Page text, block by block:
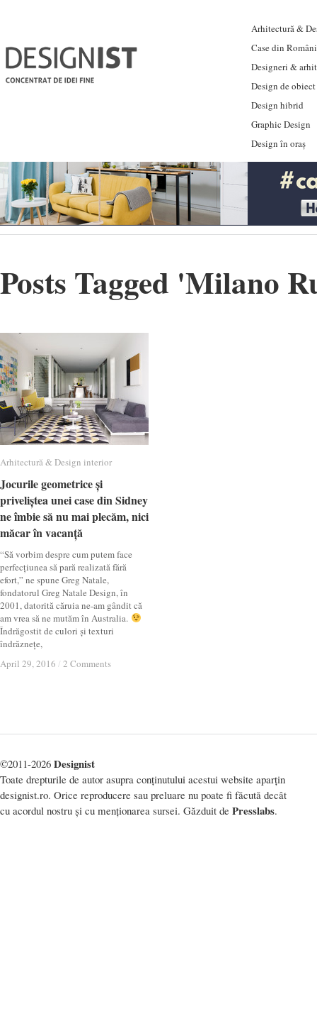
Arhitectură &
Case din
Designeri &
Design de obiect
Design hibrid
Graphic Design
Design în oraș
Posts Tagged 'Milano
Arhitectură & Design interior
Jocurile geometrice și
priveliștea unei case din Sidney
ne îmbie să nu mai plecăm, nici
măcar în vacanță
“Să vorbim despre cum putem face
perfecțiunea să pară realizată fără
efort,” ne spune Greg Natale,
fondatorul Greg Natale Design, în
2001, datorită căruia ne-am gândit că
am vrea să ne mutăm în Australia.
Îndrăgostit de culori și texturi
îndrăznețe,
April 29, 2016 / 2 Comments
Arhitectură & Design interior
Jocurile geometrice și
priveliștea unei case din Sidney
ne îmbie să nu mai plecăm, nici
măcar în vacanță
April 29, 2016 / 2 Comments
©2011-2026 Designist
Toate drepturile de autor asupra conținutului acestui website aparțin
designist.ro. Orice reproducere sau preluare nu poate fi făcută decât
cu acordul nostru și cu menționarea sursei. Găzduit de Presslabs.